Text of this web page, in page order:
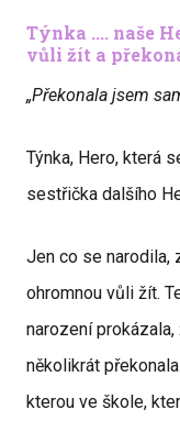
Týnka .... naše
vůli žít a
„Překonala jsem
Týnka, Hero, která
sestřička dalšího
Jen co se narodila,
ohromnou vůli žít.
narození
několikrát
kterou ve škole,